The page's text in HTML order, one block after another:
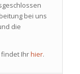
bei uns
die
Ihrhier.